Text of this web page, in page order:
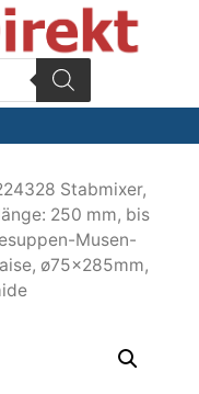
Stabmixer,
250 mm, bis
Musen-
ø75x285mm,